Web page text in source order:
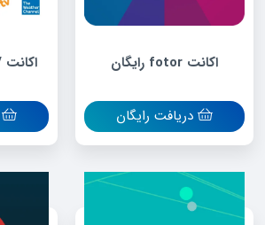
اکانت fotor رایگان
دریافت رایگان
اکانت Frndly TV رایگان